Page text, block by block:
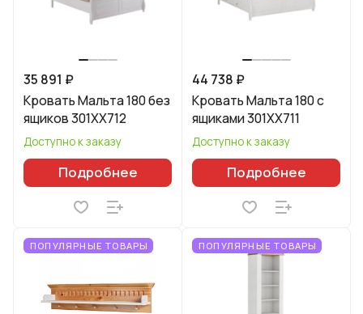
35 891 ₽
Кровать Мальта 180 без
ящиков 301XX712
Доступно к заказу
Подробнее
44 738 ₽
Кровать Мальта 180 с
ящиками 301XX711
Доступно к заказу
Подробнее
ПОПУЛЯРНЫЕ ТОВАРЫ ПОПУЛЯРНЫЕ ТОВАРЫ